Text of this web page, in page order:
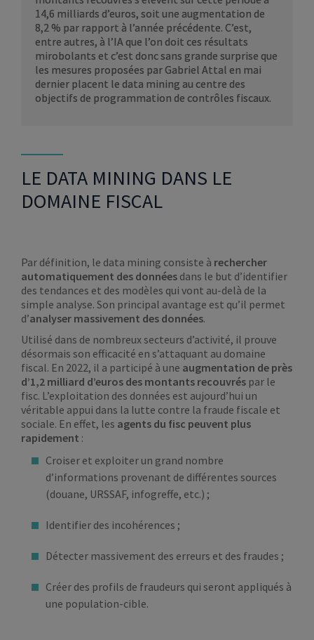
14,6 milliards d’euros, soit une augmentation de
8,2 % par rapport à l’année précédente. C’est,
entre autres, à l’IA que l’on doit ces résultats
mirobolants et c’est donc sans grande surprise que
les mesures proposées par Gabriel Attal en mai
dernier placent le data mining au centre des
objectifs de programmation de contrôles fiscaux.
LE DATA MINING DANS LE
DOMAINE FISCAL
Par définition, le data mining consiste à rechercher
automatiquement des données dans le but d’identifier
des tendances et des modèles qui vont au-delà de la
simple analyse. Son principal avantage est qu’il permet
d’analyser massivement des données.
Utilisé dans de nombreux secteurs d’activité, il prouve
désormais son efficacité en s’attaquant au domaine
fiscal. En 2022, il a participé à une augmentation de près
d’1,2 milliard d’euros des montants recouvrés par le
fisc. L’exploitation des données est aujourd’hui un
véritable appui dans la lutte contre la fraude fiscale et
sociale. En effet, les agents du fisc peuvent plus
rapidement :
Croiser et exploiter un grand nombre
d’informations provenant de différentes sources
(douane, URSSAF, infogreffe, etc.) ;
Identifier des incohérences ;
Détecter massivement des erreurs et des fraudes ;
Créer des profils de fraudeurs qui seront appliqués à
une population-cible.